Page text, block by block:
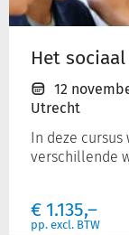
Het
12
Utrecht
In deze cursus
verschillende
€ 1.135,–
pp. excl. BTW